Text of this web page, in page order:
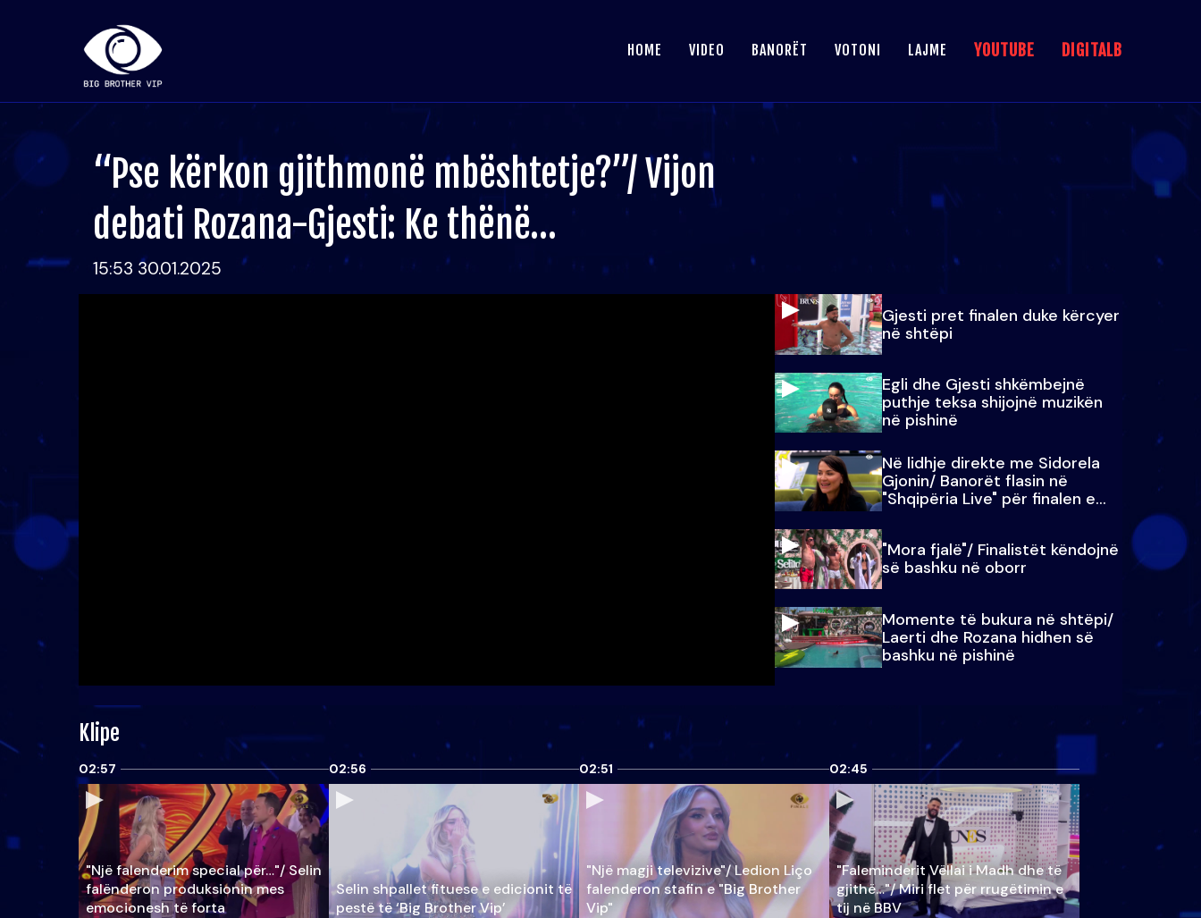
HOME VIDEO BANORËT VOTONI LAJME YOUTUBE DIGITALB
“Pse kërkon gjithmonë mbështetje?”/ Vijon
debati Rozana-Gjesti: Ke thënë…
15:53 30.01.2025
Gjesti pret finalen duke kërcyer
në shtëpi
Egli dhe Gjesti shkëmbejnë
puthje teksa shijojnë muzikën
në pishinë
Në lidhje direkte me Sidorela
Gjonin/ Banorët flasin në
"Shqipëria Live" për finalen e
madhe
"Mora fjalë"/ Finalistët këndojnë
së bashku në oborr
Momente të bukura në shtëpi/
Laerti dhe Rozana hidhen së
bashku në pishinë
Klipe
02:57
"Një falenderim special për…"/ Selin
falënderon produksionin mes
emocionesh të forta
02:56
Selin shpallet fituese e edicionit të
pestë të ‘Big Brother Vip’
02:51
"Një magji televizive"/ Ledion Liço
falenderon stafin e "Big Brother
Vip"
02:45
"Faleminderit Vëllai i Madh dhe të
gjithë…"/ Miri flet për rrugëtimin e
tij në BBV